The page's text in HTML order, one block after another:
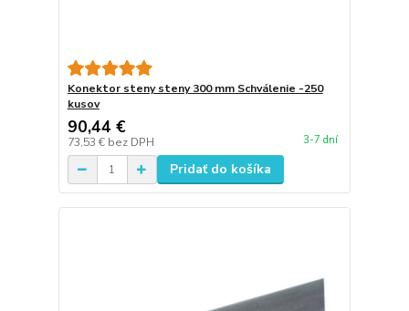
Konektor steny steny 300 mm Schválenie -250
kusov
90,44 €
73,53 € bez DPH 3-7 dní
Pridať do košíka